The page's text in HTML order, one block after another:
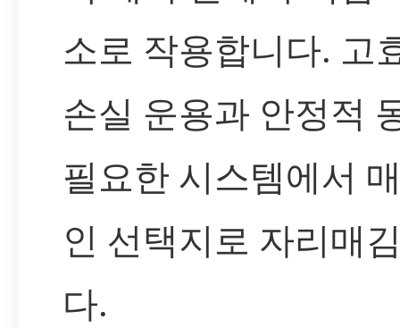
소로 작용합니다. 고
손실 운용과 안정적
필요한 시스템에서
인 선택지로 자리매
다.